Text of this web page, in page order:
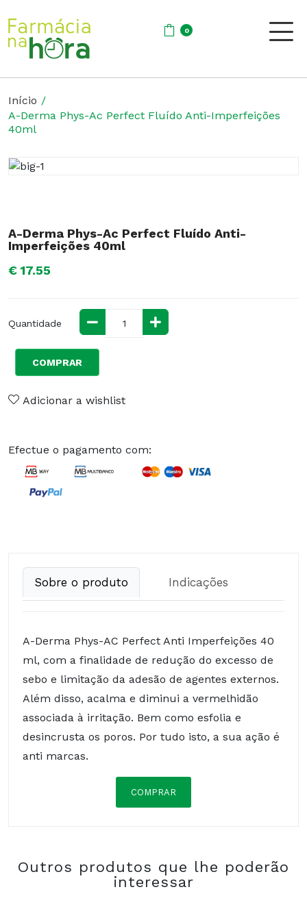
0
Início
A-Derma Phys-Ac Perfect Fluído Anti-Imperfeições
40ml
A-Derma Phys-Ac Perfect Fluído Anti-
Imperfeições 40ml
€ 17.55
Quantidade
COMPRAR
Adicionar a wishlist
Efectue o pagamento com:
Sobre o produto Indicações
A-Derma Phys-AC Perfect Anti Imperfeições 40
ml, com a finalidade de redução do excesso de
sebo e limitação da adesão de agentes externos.
Além disso, acalma e diminui a vermelhidão
associada à irritação. Bem como esfolia e
desincrusta os poros. Por tudo isto, a sua ação é
anti marcas.
COMPRAR
GLYCERIN; HYDROXYETHYL ACRYLATE/SODIUM
ACRYLOYLDIMETHYL TAURATE COPOLYMER;
Outros produtos que lhe poderão
interessar